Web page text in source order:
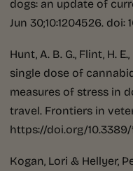
dogs: an update of
Jun 30;10:1204526.
Hunt, A. B. G., Flint, H.
single dose of
measures of stress in
travel. Frontiers in
https://doi.org/10.3389/
Kogan, Lori & Hellyer,